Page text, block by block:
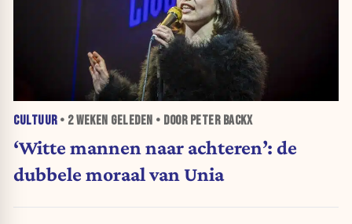
CULTUUR• 2 WEKEN GELEDEN • DOOR PETER BACKX
‘Witte mannen naar achteren’: de
dubbele moraal van Unia